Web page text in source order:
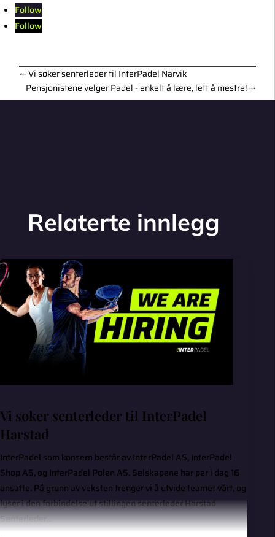
Follow
Follow
←Vi søker senterleder til InterPadel Narvik
Pensjonistene velger Padel - enkelt å lære, lett å mestre!→
Relaterte innlegg
Vi søker senterleder til InterPadel
Harstad
InterPadel som konsern består av InterPadel AS, InterPadel
Shop AS, og InterPadel Polen AS. Selskapene har per i dag 16
ansatte. På grunn av veksten trenger vi å utvide teamet vårt, og
lyser i den forbindelse ut stillingen senterleder Harstad
Senterleder...